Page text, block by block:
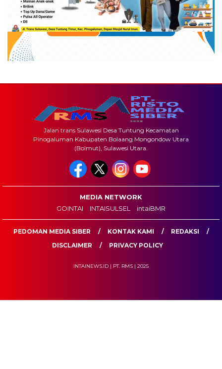
Jalan trans Sulawesi Desa Tuntung Kecamatan
Pinogaluman Kabupaten Bolaang Mongondow Utara
(Bolmut), Sulawesi Utara.
MEDIA NETWORK
GOINTAI
INTAISULSEL intaiBMR
PEDOMAN MEDIA SIBER KONTAK KAMI
REDAKSI
DISCLAIMER
PRIVACY POLICY
INTAINEWS.ID | PT. RMS | 2025